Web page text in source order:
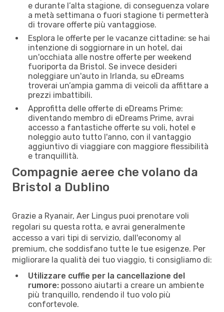
e durante l’alta stagione, di conseguenza volare
a metà settimana o fuori stagione ti permetterà
di trovare offerte più vantaggiose.
Esplora le offerte per le vacanze cittadine: se hai
intenzione di soggiornare in un hotel, dai
un'occhiata alle nostre offerte per weekend
fuoriporta da Bristol. Se invece desideri
noleggiare un'auto in Irlanda, su eDreams
troverai un’ampia gamma di veicoli da affittare a
prezzi imbattibili.
Approfitta delle offerte di eDreams Prime:
diventando membro di eDreams Prime, avrai
accesso a fantastiche offerte su voli, hotel e
noleggio auto tutto l'anno, con il vantaggio
aggiuntivo di viaggiare con maggiore flessibilità
e tranquillità.
Compagnie aeree che volano da
Bristol a Dublino
Grazie a Ryanair, Aer Lingus puoi prenotare voli
regolari su questa rotta, e avrai generalmente
accesso a vari tipi di servizio, dall'economy al
premium, che soddisfano tutte le tue esigenze. Per
migliorare la qualità dei tuo viaggio, ti consigliamo di:
Utilizzare cuffie per la cancellazione del
rumore: possono aiutarti a creare un ambiente
più tranquillo, rendendo il tuo volo più
confortevole.